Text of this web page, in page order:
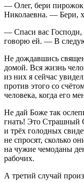
— Олег, бери
Николаевна. — Бери,
— Спаси вас Господи,
говорю ей. — В
Не дождавшись
домой. Вся жизнь
из них я сейчас
против этого со
человека, когда его
Не дай Боже так
гнать! Это Страшный
и трёх голодных
не спросят, сколько
на чужие чемоданы
рабочих.
А третий случай